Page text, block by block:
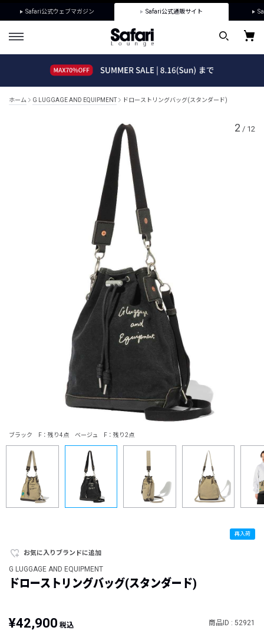
Safari公式ウェブマガジン Safari公式通販サイト
ホーム G LUGGAGE AND EQUIPMENT ドローストリングバッグ(スタンダード)
ブラック F：残り4点 ベージュ F：残り2点
2 / 12
再入荷
お気に入りブランドに追加
G LUGGAGE AND EQUIPMENT
ドローストリングバッグ(スタンダード)
¥42,900 税込 商品ID : 52921